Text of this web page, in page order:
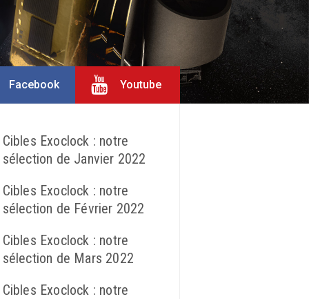
ARIEL
Facebook Youtube
Cibles Exoclock : notre
sélection de Janvier 2022
Cibles Exoclock : notre
sélection de Février 2022
Cibles Exoclock : notre
sélection de Mars 2022
Cibles Exoclock : notre